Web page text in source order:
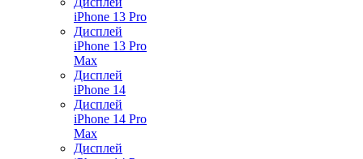
iPhone 13 Pro
Дисплей
iPhone 13 Pro
Max
Дисплей
iPhone 14
Дисплей
iPhone 14 Pro
Max
Дисплей